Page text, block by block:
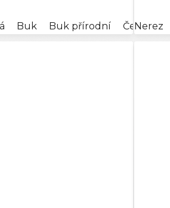
Buk světlý Dub Dub
Buk Buk přírodní Černá
Nerez